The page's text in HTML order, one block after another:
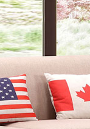
竣工案例
在建案例
经典案例